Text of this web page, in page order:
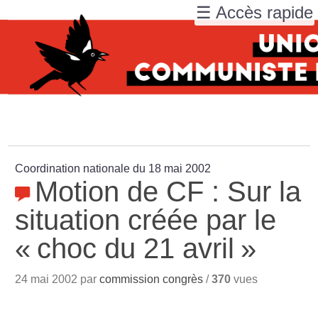
Coordination nationale du 18 mai 2002
Motion de CF : Sur la
situation créée par le
« choc du 21 avril »
24 mai 2002 parcommission congrès /370 vues
☰ Accès rapide